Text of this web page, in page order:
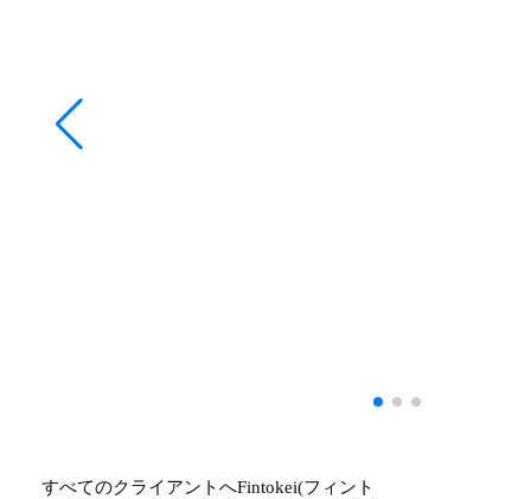
すべてのクライアントへFintokei(フィント